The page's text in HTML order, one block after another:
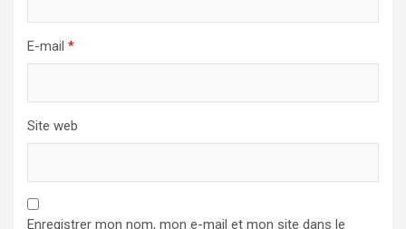
E-mail *
Site web
Enregistrer mon nom, mon e-mail et mon site dans le